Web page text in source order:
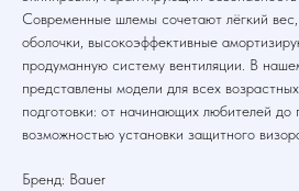
Современные шлемы сочетают лёгкий
оболочки, высокоэффективные
продуманную систему вентиляции. В
представлены модели для всех
подготовки: от начинающих любителей до
возможностью установки защитного
Бренд: Bauer